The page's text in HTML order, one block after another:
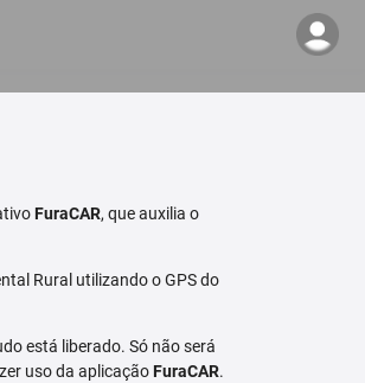
FuraCAR, que auxilia o
Rural utilizando o GPS do
está liberado. Só não será
uso da aplicaçãoFuraCAR.